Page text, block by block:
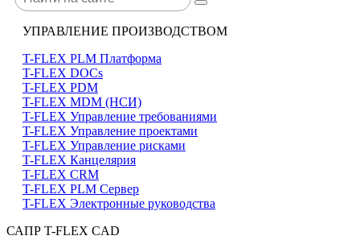
УПРАВЛЕНИЕ ПРОИЗВОДСТВОМ
T-FLEX PLM Платформа
T-FLEX DOCs
T-FLEX PDM
T-FLEX MDM (НСИ)
T-FLEX Управление требованиями
T-FLEX Управление проектами
T-FLEX Управление рисками
T-FLEX Канцелярия
T-FLEX CRM
T-FLEX PLM Сервер
T-FLEX Электронные руководства
САПР T-FLEX CAD